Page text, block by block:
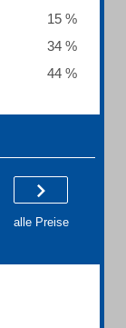
15 %
34 %
44 %
alle Preise